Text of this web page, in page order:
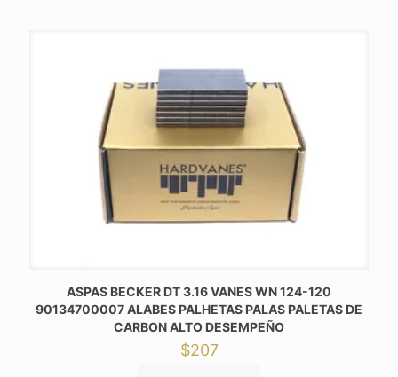
ASPAS BECKER DT 3.16 VANES WN 124-120
90134700007 ALABES PALHETAS PALAS PALETAS DE
CARBON ALTO DESEMPEÑO
$207